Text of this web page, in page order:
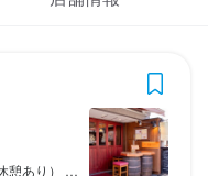
で朝自分の時間が作れます。